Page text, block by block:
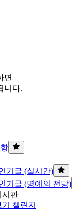
면
니다.
기글 (실시간)
기글 (명예의 전당)
시판
챌린지